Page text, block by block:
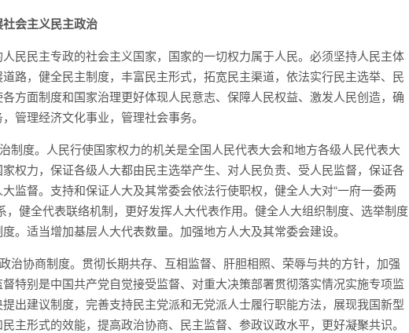
会主义民主政治
民民主专政的社会主义国家，国家的一切权力属于人民。必须坚持人民主体
路，健全民主制度，丰富民主形式，拓宽民主渠道，依法实行民主选举、民
方面制度和国家治理更好体现人民意志、保障人民权益、激发人民创造，确
管理经济文化事业，管理社会事务。
制度。人民行使国家权力的机关是全国人民代表大会和地方各级人民代表大
权力，保证各级人大都由民主选举产生、对人民负责、受人民监督，保证各
监督。支持和保证人大及其常委会依法行使职权，健全人大对“一府一委两
，健全代表联络机制，更好发挥人大代表作用。健全人大组织制度、选举制度
。适当增加基层人大代表数量。加强地方人大及其常委会建设。
治协商制度。贯彻长期共存、互相监督、肝胆相照、荣辱与共的方针，加强
特别是中国共产党自觉接受监督、对重大决策部署贯彻落实情况实施专项监
出建议制度，完善支持民主党派和无党派人士履行职能方法，展现我国新型
主形式的效能，提高政治协商、民主监督、参政议政水平，更好凝聚共识。